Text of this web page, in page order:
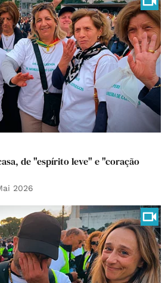
de "espírito leve" e "coração
2026